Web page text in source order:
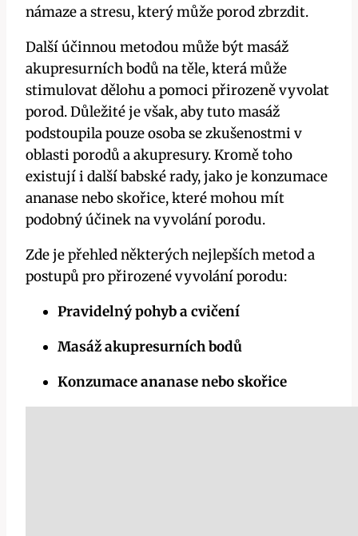
námaze a stresu, který může porod zbrzdit.
Další účinnou metodou může být masáž
akupresurních bodů na těle, která může
stimulovat dělohu a pomoci přirozeně vyvolat
porod. Důležité je však, aby tuto masáž
podstoupila pouze osoba se zkušenostmi v
oblasti porodů a akupresury. Kromě toho
existují i další babské rady, jako je konzumace
ananase nebo skořice, které mohou mít
podobný účinek na vyvolání porodu.
Zde je přehled některých nejlepších metod a
postupů pro přirozené vyvolání porodu:
Pravidelný pohyb a cvičení
Masáž akupresurních bodů
Konzumace ananase nebo skořice